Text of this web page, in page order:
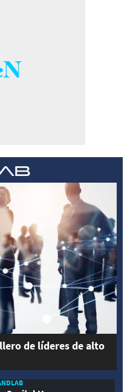
de líderes de alto